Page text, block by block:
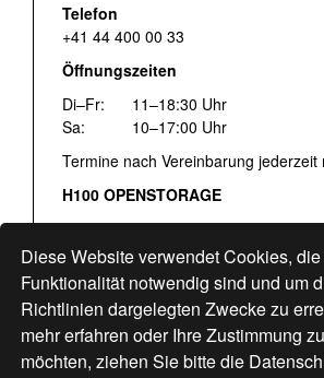
Diese Website verwendet Cookies,
Funktionalität notwendig sind und um
Richtlinien dargelegten Zwecke zu
mehr erfahren oder Ihre Zustimmung
möchten, ziehen Sie bitte die
Telefon
+41 44 400 00 33
Öffnungszeiten
Di–Fr:
11–18:30 Uhr
Sa:
10–17:00 Uhr
Termine nach Vereinbarung jederzeit
H100 OPENSTORAGE
Fr:
16:00–18:30 Uhr
Sa: 12:00–17:00 Uhr
Hohlstrasse 122
www.bogen33.ch